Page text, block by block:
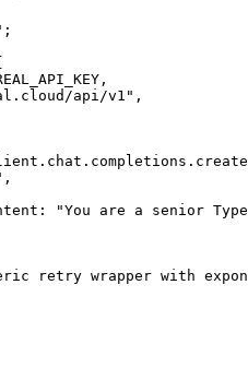
api/v1",
"You are a senior
retry wrapper with